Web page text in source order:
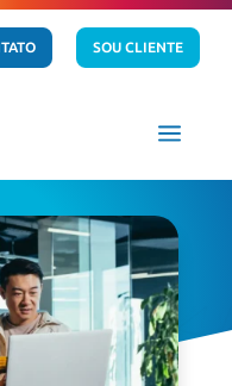
SOU CLIENTE
a